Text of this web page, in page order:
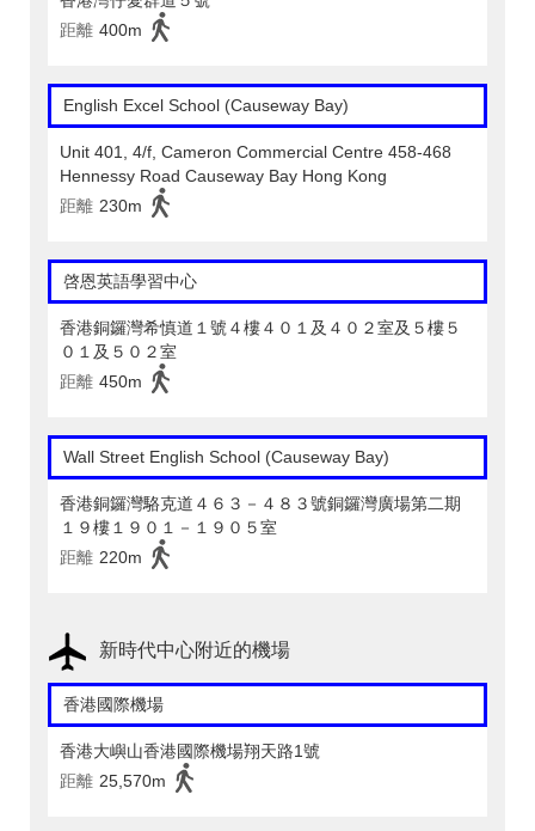
距離 400m
English Excel School (Causeway Bay)
Unit 401, 4/f, Cameron Commercial Centre 458-468
Hennessy Road Causeway Bay Hong Kong
距離 230m
啓恩英語學習中心
香港銅鑼灣希慎道１號４樓４０１及４０２室及５樓５
０１及５０２室
距離 450m
Wall Street English School (Causeway Bay)
香港銅鑼灣駱克道４６３－４８３號銅鑼灣廣場第二期
１９樓１９０１－１９０５室
距離 220m
新時代中心附近的機場
香港國際機場
香港大嶼山香港國際機場翔天路1號
距離 25,570m